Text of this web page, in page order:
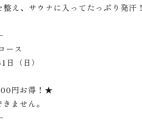
え、サウナに入ってたっぷり発汗！
ース
（日）
円お得！★
ません。